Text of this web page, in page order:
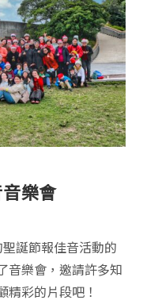
樂會
誕節報佳音活動的
音樂會，邀請許多知
彩的片段吧！